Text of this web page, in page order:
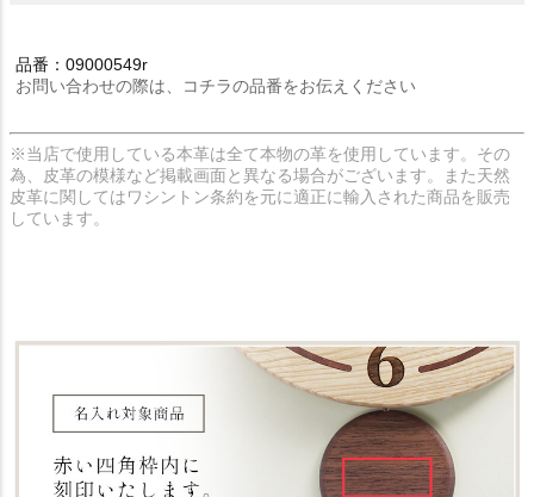
品番：09000549r
お問い合わせの際は、コチラの品番をお伝えください
※当店で使用している本革は全て本物の革を使用しています。その
為、皮革の模様など掲載画面と異なる場合がございます。また天然
皮革に関してはワシントン条約を元に適正に輸入された商品を販売
しています。